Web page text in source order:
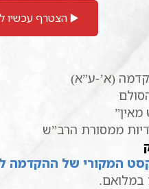
▶️ הצטרף עכשיו
(א’-ע”א)
ממסורת הרב”ש
המקורי של ההקדמה
במלואם.